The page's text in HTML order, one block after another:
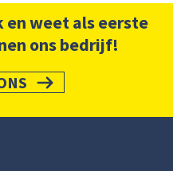
en weet als eerste
ons bedrijf!